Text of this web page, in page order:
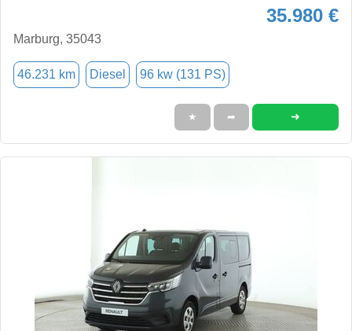
35.980 €
Marburg, 35043
46.231 km Diesel 96 kw (131 PS)
★ ➦ ➜